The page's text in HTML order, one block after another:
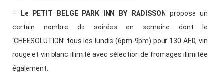
– Le PETIT BELGE PARK INN BY RADISSON
propose un
certain nombre de soirées en semaine dont le
‘CHEESOLUTION’ tous les lundis (6pm-9pm) pour 130 AED, vin
rouge et vin blanc illimité avec sélection de fromages illimitée
également.